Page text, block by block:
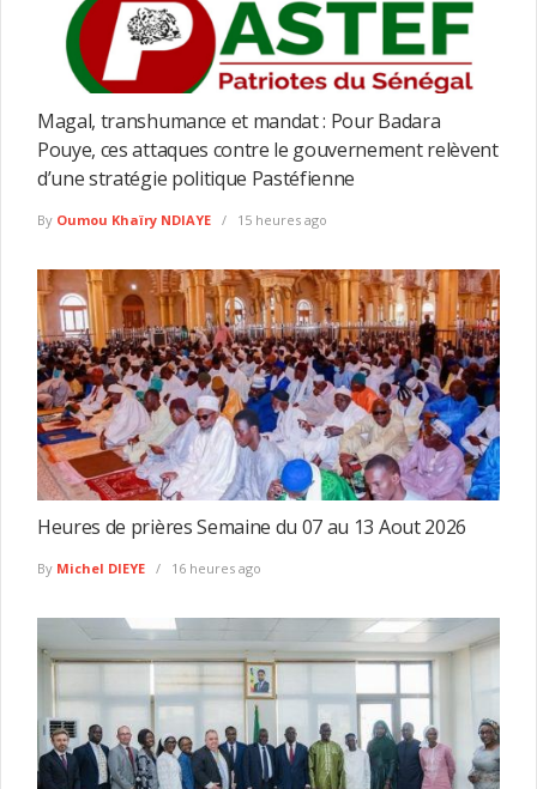
Magal, transhumance et mandat : Pour Badara
Pouye, ces attaques contre le gouvernement relèvent
d’une stratégie politique Pastéfienne
By Oumou Khaïry NDIAYE 15 heures ago
Heures de prières Semaine du 07 au 13 Aout 2026
By Michel DIEYE 16 heures ago